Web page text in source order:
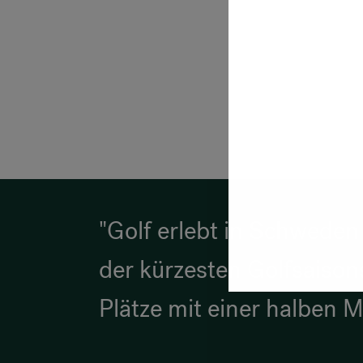
"Golf erlebt in
der kürzesten
Plätze mit einer halben